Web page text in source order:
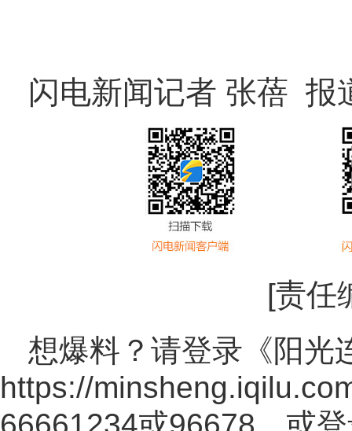
闪电新闻记者 张蓓 报
[责任
想爆料？请登录《阳光
https://